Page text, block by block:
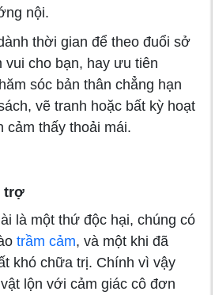
nội.
thời gian để theo đuổi sở
vui cho bạn, hay ưu tiên
sóc bản thân chẳng hạn
vẽ tranh hoặc bất kỳ hoạt
cảm thấy thoải mái.
trợ
là một thứ độc hại, chúng có
trầm cảm, và một khi đã
khó chữa trị. Chính vì vậy
lộn với cảm giác cô đơn